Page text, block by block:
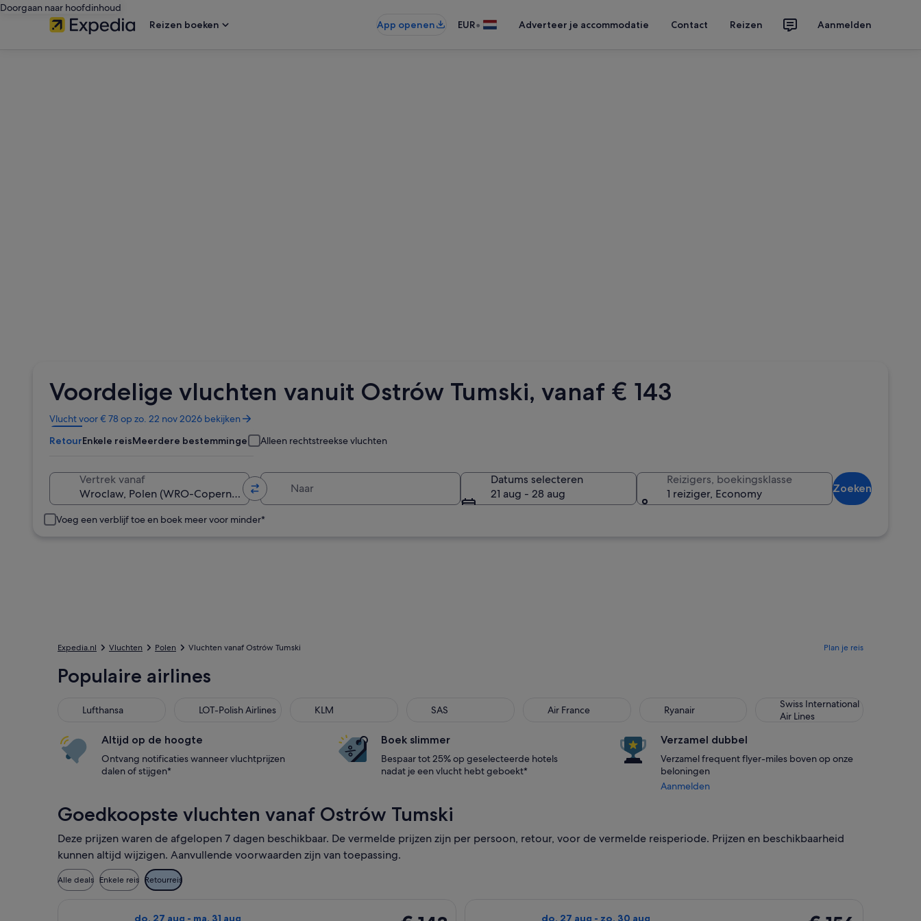
Doorgaan naar hoofdinhoud
Reizen boeken
App openen EUR• Adverteer je accommodatie Contact Reizen Aanmelden
Voordelige vluchten vanuit Ostrów Tumski, vanaf € 143
Vlucht voor € 78 op zo. 22 nov 2026 bekijken
Opent
in
een
RetourEnkele reisMeerdere bestemmingen Alleen rechtstreekse vluchten
Vertrek vanaf
Datums selecteren
21 aug - 28 aug
Reizigers, boekingsklasse
1 reiziger, Economy
Zoeken
Voeg een verblijf toe en boek meer voor minder*
Expedia.nl Vluchten Polen Vluchten vanaf Ostrów Tumski Plan je reis
Populaire airlines
Lufthansa LOT-Polish Airlines KLM SAS Air France Ryanair
Swiss International
Air Lines
Altijd op de hoogte
Ontvang notificaties wanneer vluchtprijzen
dalen of stijgen*
Boek slimmer
Bespaar tot 25% op geselecteerde hotels
nadat je een vlucht hebt geboekt*
Verzamel dubbel
Verzamel frequent flyer-miles boven op onze
beloningen
Aanmelden
Goedkoopste vluchten vanaf Ostrów Tumski
Deze prijzen waren de afgelopen 7 dagen beschikbaar. De vermelde prijzen zijn per persoon, retour, voor de vermelde reisperiode. Prijzen en beschikbaarheid
kunnen altijd wijzigen. Aanvullende voorwaarden zijn van toepassing.
Alle deals Enkele reis Retourreis
do. 27 aug - ma. 31 aug do. 27 aug - zo. 30 aug